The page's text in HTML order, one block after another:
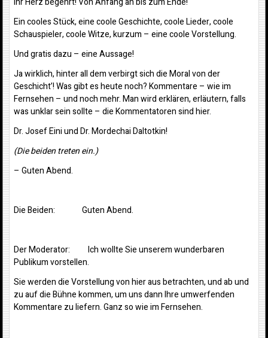
Ein cooles Stück, eine coole Geschichte, coole Lieder, coole
Schauspieler, coole Witze, kurzum – eine coole Vorstellung.
Und gratis dazu – eine Aussage!
Ja wirklich, hinter all dem verbirgt sich die Moral von der
Geschicht’! Was gibt es heute noch? Kommentare – wie im
Fernsehen – und noch mehr. Man wird erklären, erläutern, falls
was unklar sein sollte – die Kommentatoren sind hier.
Dr. Josef Eini und Dr. Mordechai Daltotkin!
(Die beiden treten ein.)
– Guten Abend.
Die Beiden: Guten Abend.
Der Moderator: Ich wollte Sie unserem wunderbaren
Publikum vorstellen.
Sie werden die Vorstellung von hier aus betrachten, und ab und
zu auf die Bühne kommen, um uns dann Ihre umwerfenden
Kommentare zu liefern. Ganz so wie im Fernsehen.